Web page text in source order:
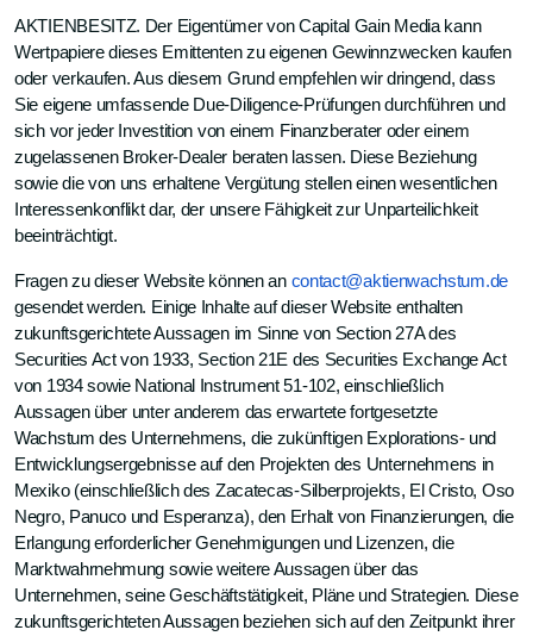
AKTIENBESITZ. Der Eigentümer von Capital Gain Media kann
Wertpapiere dieses Emittenten zu eigenen Gewinnzwecken kaufen
oder verkaufen. Aus diesem Grund empfehlen wir dringend, dass
Sie eigene umfassende Due-Diligence-Prüfungen durchführen und
sich vor jeder Investition von einem Finanzberater oder einem
zugelassenen Broker-Dealer beraten lassen. Diese Beziehung
sowie die von uns erhaltene Vergütung stellen einen wesentlichen
Interessenkonflikt dar, der unsere Fähigkeit zur Unparteilichkeit
beeinträchtigt.
Fragen zu dieser Website können an contact@aktienwachstum.de
gesendet werden. Einige Inhalte auf dieser Website enthalten
zukunftsgerichtete Aussagen im Sinne von Section 27A des
Securities Act von 1933, Section 21E des Securities Exchange Act
von 1934 sowie National Instrument 51-102, einschließlich
Aussagen über unter anderem das erwartete fortgesetzte
Wachstum des Unternehmens, die zukünftigen Explorations- und
Entwicklungsergebnisse auf den Projekten des Unternehmens in
Mexiko (einschließlich des Zacatecas-Silberprojekts, El Cristo, Oso
Negro, Panuco und Esperanza), den Erhalt von Finanzierungen, die
Erlangung erforderlicher Genehmigungen und Lizenzen, die
Marktwahrnehmung sowie weitere Aussagen über das
Unternehmen, seine Geschäftstätigkeit, Pläne und Strategien. Diese
zukunftsgerichteten Aussagen beziehen sich auf den Zeitpunkt ihrer